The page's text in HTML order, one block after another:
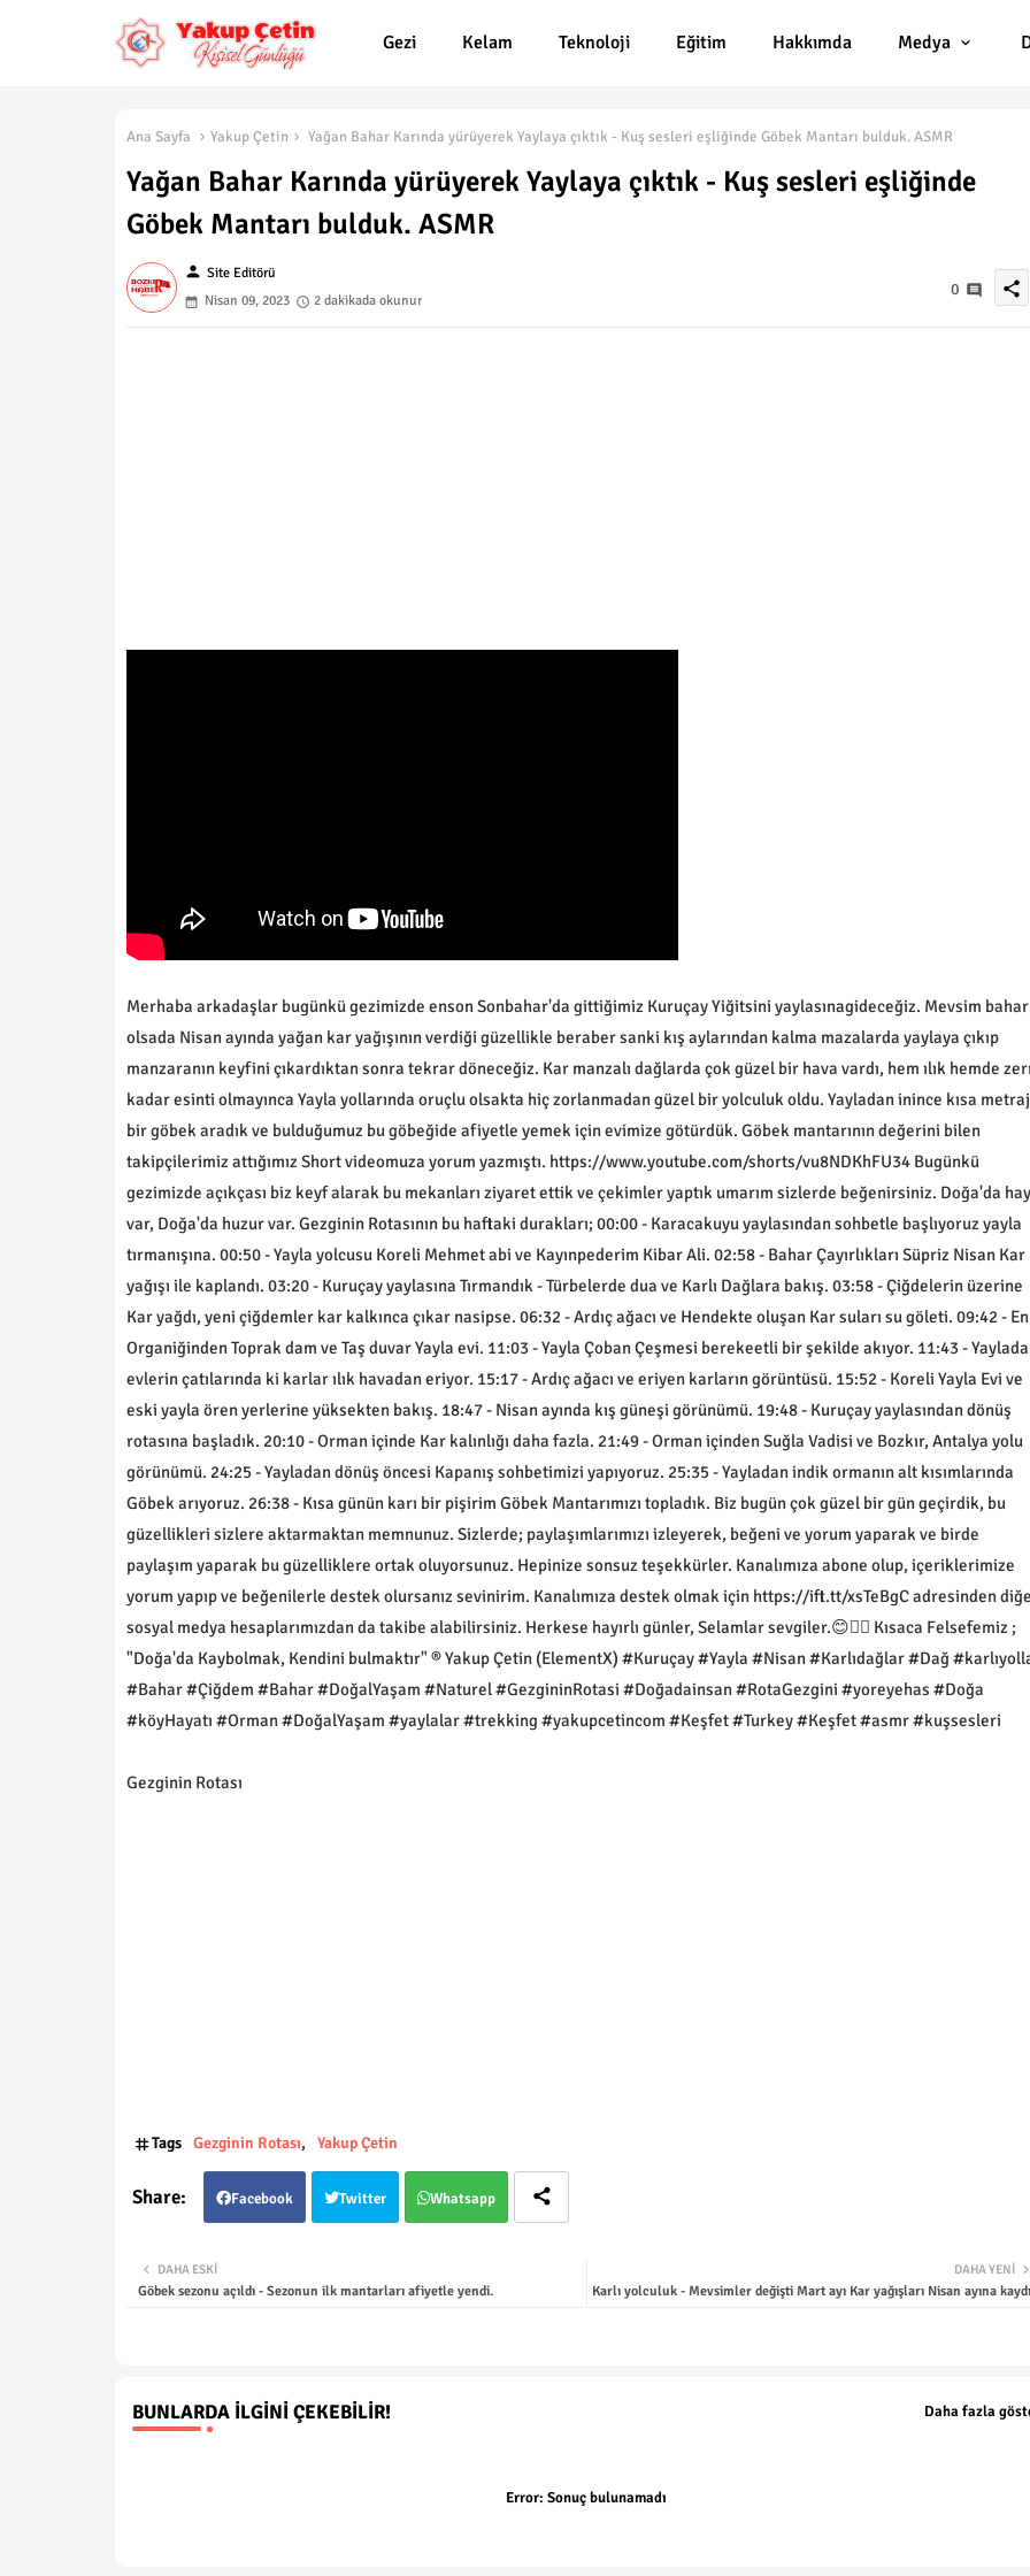
Gezi Kelam Teknoloji Eğitim Hakkımda Medya
Ana Sayfa Yakup Çetin Yağan Bahar Karında yürüyerek Yaylaya çıktık - Kuş sesleri eşliğinde Göbek Mantarı bulduk. ASMR
Yağan Bahar Karında yürüyerek Yaylaya çıktık - Kuş sesleri eşliğinde
Göbek Mantarı bulduk. ASMR
person Site Editörü
Nisan 09, 2023
2 dakikada okunur
0 share
Merhaba arkadaşlar bugünkü gezimizde enson Sonbahar'da gittiğimiz Kuruçay Yiğitsini yaylasınagideceğiz. Mevsim bahar
olsada Nisan ayında yağan kar yağışının verdiği güzellikle beraber sanki kış aylarından kalma mazalarda yaylaya çıkıp
manzaranın keyfini çıkardıktan sonra tekrar döneceğiz. Kar manzalı dağlarda çok güzel bir hava vardı, hem ılık hemde
kadar esinti olmayınca Yayla yollarında oruçlu olsakta hiç zorlanmadan güzel bir yolculuk oldu. Yayladan inince kısa
bir göbek aradık ve bulduğumuz bu göbeğide afiyetle yemek için evimize götürdük. Göbek mantarının değerini bilen
takipçilerimiz attığımız Short videomuza yorum yazmıştı. https://www.youtube.com/shorts/vu8NDKhFU34 Bugünkü
gezimizde açıkçası biz keyf alarak bu mekanları ziyaret ettik ve çekimler yaptık umarım sizlerde beğenirsiniz. Doğa'da
var, Doğa'da huzur var. Gezginin Rotasının bu haftaki durakları; 00:00 - Karacakuyu yaylasından sohbetle başlıyoruz yayla
tırmanışına. 00:50 - Yayla yolcusu Koreli Mehmet abi ve Kayınpederim Kibar Ali. 02:58 - Bahar Çayırlıkları Süpriz Nisan Kar
yağışı ile kaplandı. 03:20 - Kuruçay yaylasına Tırmandık - Türbelerde dua ve Karlı Dağlara bakış. 03:58 - Çiğdelerin üzerine
Kar yağdı, yeni çiğdemler kar kalkınca çıkar nasipse. 06:32 - Ardıç ağacı ve Hendekte oluşan Kar suları su göleti. 09:42 - En
Organiğinden Toprak dam ve Taş duvar Yayla evi. 11:03 - Yayla Çoban Çeşmesi berekeetli bir şekilde akıyor. 11:43 -
evlerin çatılarında ki karlar ılık havadan eriyor. 15:17 - Ardıç ağacı ve eriyen karların görüntüsü. 15:52 - Koreli Yayla Evi ve
eski yayla ören yerlerine yüksekten bakış. 18:47 - Nisan ayında kış güneşi görünümü. 19:48 - Kuruçay yaylasından dönüş
rotasına başladık. 20:10 - Orman içinde Kar kalınlığı daha fazla. 21:49 - Orman içinden Suğla Vadisi ve Bozkır, Antalya yolu
görünümü. 24:25 - Yayladan dönüş öncesi Kapanış sohbetimizi yapıyoruz. 25:35 - Yayladan indik ormanın alt kısımlarında
Göbek arıyoruz. 26:38 - Kısa günün karı bir pişirim Göbek Mantarımızı topladık. Biz bugün çok güzel bir gün geçirdik, bu
güzellikleri sizlere aktarmaktan memnunuz. Sizlerde; paylaşımlarımızı izleyerek, beğeni ve yorum yaparak ve birde
paylaşım yaparak bu güzelliklere ortak oluyorsunuz. Hepinize sonsuz teşekkürler. Kanalımıza abone olup, içeriklerimize
yorum yapıp ve beğenilerle destek olursanız sevinirim. Kanalımıza destek olmak için https://ift.tt/xsTeBgC adresinden
sosyal medya hesaplarımızdan da takibe alabilirsiniz. Herkese hayırlı günler, Selamlar sevgiler.😊🙋‍♂️ Kısaca Felsefemiz ;
"Doğa'da Kaybolmak, Kendini bulmaktır" ® Yakup Çetin (ElementX) #Kuruçay #Yayla #Nisan #Karlıdağlar #Dağ
#Bahar #Çiğdem #Bahar #DoğalYaşam #Naturel #GezgininRotasi #Doğadainsan #RotaGezgini #yoreyehas #Doğa
#köyHayatı #Orman #DoğalYaşam #yaylalar #trekking #yakupcetincom #Keşfet #Turkey #Keşfet #asmr #kuşsesleri
Gezginin Rotası
Tags Gezginin Rotası Yakup Çetin
Facebook Twitter Whatsapp
DAHA YENI
Karlı yolculuk - Mevsimler değişti Mart ayı Kar yağışları Nisan ayına
DAHA ESKI
Göbek sezonu açıldı - Sezonun ilk mantarları afiyetle yendi.
BUNLARDA İLGINI ÇEKEBILIR! Daha fazla
Error: Sonuç bulunamadı